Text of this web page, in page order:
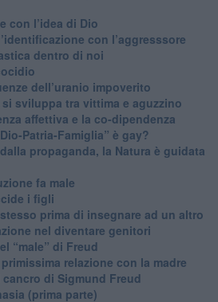
con l’idea di Dio
con l’aggresssore
dentro di noi
dell’uranio impoverito
sviluppa tra vittima e aguzzino
affettiva e la co-dipendenza
Patria-Famiglia” è gay?
propaganda, la Natura è guidata
fa male
i figli
prima di insegnare ad un altro
nel diventare genitori
“male” di Freud
relazione con la madre
di Sigmund Freud
(prima parte)